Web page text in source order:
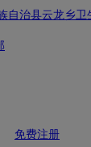
自治县云龙乡卫
免费注册